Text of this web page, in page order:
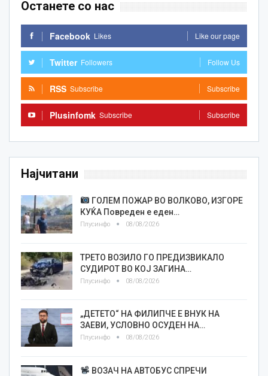
Останете со нас
Facebook Likes Like our page
Twitter Followers Follow Us
RSS Subscribe Subscribe
Plusinfomk Subscribe Subscribe
Најчитани
ГОЛЕМ ПОЖАР ВО ВОЛКОВО, ИЗГОРЕ
КУЌА Повреден е еден…
Плусинфо 08/08/2026
ТРЕТО ВОЗИЛО ГО ПРЕДИЗВИКАЛО
СУДИРОТ ВО КОЈ ЗАГИНА…
Плусинфо 08/08/2026
„ДЕТЕТО“ НА ФИЛИПЧЕ Е ВНУК НА
ЗАЕВИ, УСЛОВНО ОСУДЕН НА…
Плусинфо 08/08/2026
ВОЗАЧ НА АВТОБУС СПРЕЧИ